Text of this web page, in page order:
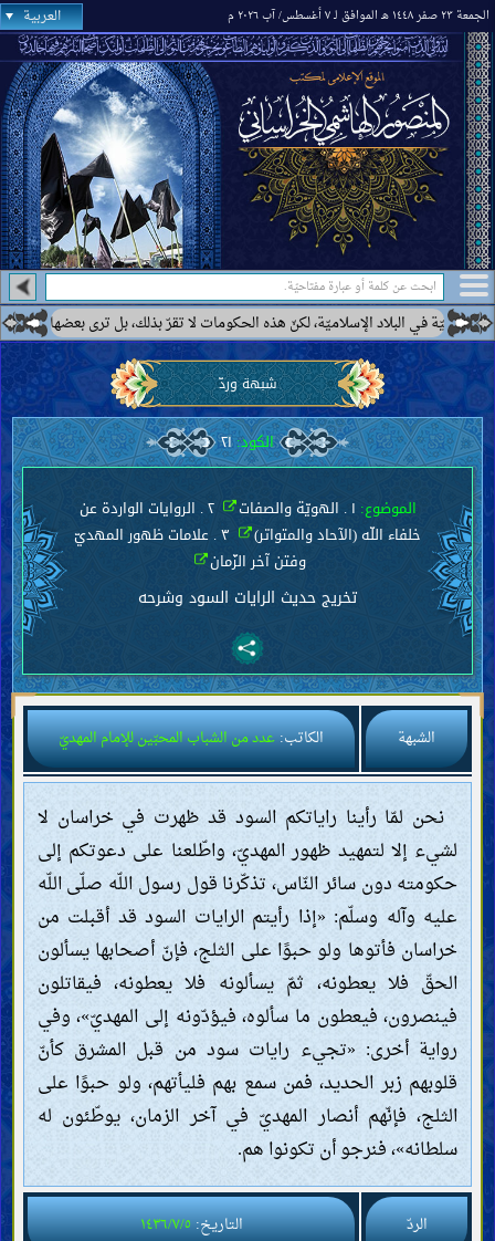
الجمعة ٢٣ صفر ١٤٤٨ هـ الموافق لـ ٧ أغسطس/ آب ٢٠٢٦ م العربية
لكنّ هذه الحكومات لا تقرّ بذلك، بل ترى بعضها كحكومة إيران أنّها
شبهة وردّ
الكود:٢١
الموضوع: ١ . الهويّة والصفات
٢ . الروايات الواردة عن
خلفاء اللّه (الآحاد والمتواتر)
٣ . علامات ظهور المهديّ
وفتن آخر الزّمان
تخريج حديث الرايات السود وشرحه
الشبهة الكاتب:عدد من الشباب المحبّين للإمام المهديّ
نحن لمّا رأينا راياتكم السود قد ظهرت في خراسان لا
لشيء إلا لتمهيد ظهور المهديّ، واطّلعنا على دعوتكم إلى
حكومته دون سائر النّاس، تذكّرنا قول رسول اللّه صلّى اللّه
عليه وآله وسلّم: «إذا رأيتم الرايات السود قد أقبلت من
خراسان فأتوها ولو حبوًا على الثلج، فإنّ أصحابها يسألون
الحقّ فلا يعطونه، ثمّ يسألونه فلا يعطونه، فيقاتلون
فينصرون، فيعطون ما سألوه، فيؤدّونه إلى المهديّ»، وفي
رواية أخرى: «تجيء رايات سود من قبل المشرق كأنّ
قلوبهم زبر الحديد، فمن سمع بهم فليأتهم، ولو حبوًا على
الثلج، فإنّهم أنصار المهديّ في آخر الزمان، يوطّئون له
سلطانه»، فنرجو أن تكونوا هم.
الردّ التاريخ:١٤٣٦/٧/٥